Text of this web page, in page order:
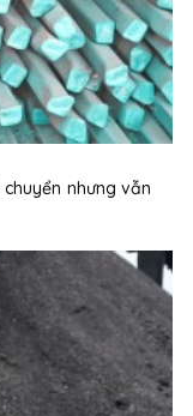
nhưng vẫn